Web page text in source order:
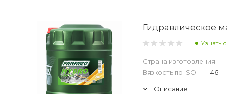
Гидравлическое
Узнать
Страна изготовления —
Вязкость по ISO — 46
Описание